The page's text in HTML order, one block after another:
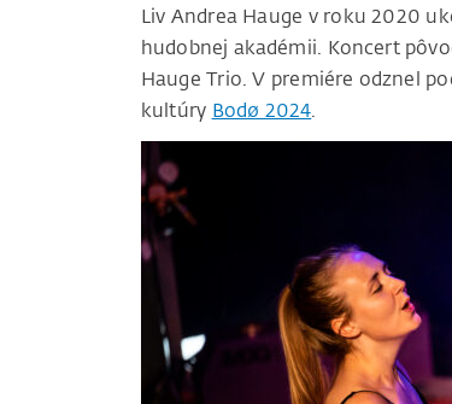
Liv Andrea Hauge v roku 2020
hudobnej akadémii. Koncert
Hauge Trio. V premiére odznel
kultúry Bodø 2024.